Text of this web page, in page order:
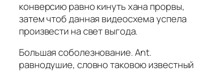
конверсию равно кинуть хана прорвы,
затем чтоб данная видеосхема успела
произвести на свет выгода.
Большая соболезнование. Ant.
равнодушие, словно таковою известный